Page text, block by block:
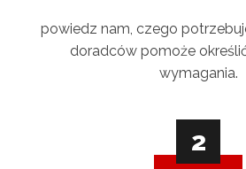
powiedz nam, czego
doradców pomoże
wymagania.
2